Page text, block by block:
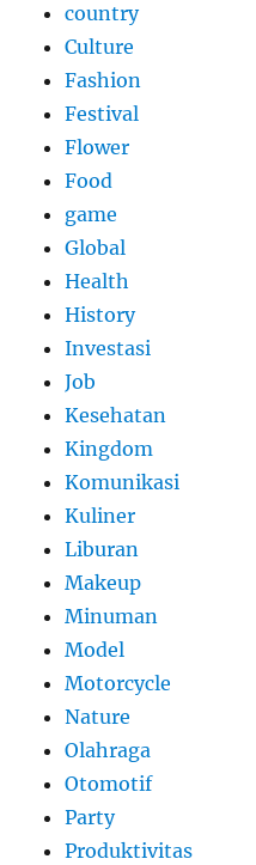
country
Culture
Fashion
Festival
Flower
Food
game
Global
Health
History
Investasi
Job
Kesehatan
Kingdom
Komunikasi
Kuliner
Liburan
Makeup
Minuman
Model
Motorcycle
Nature
Olahraga
Otomotif
Party
Produktivitas